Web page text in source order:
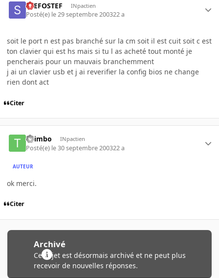
STEFOSTEF INpactien
Posté(e) le 29 septembre 200322 a
soit le port n est pas branché sur la cm soit il est cuit soit c est
ton clavier qui est hs mais si tu l as acheté tout monté je
pencherais pour un mauvais branchemment
j ai un clavier usb et j ai reverifier la config bios ne change
rien dont act
Citer
TiJimbo INpactien
Posté(e) le 30 septembre 200322 a
AUTEUR
ok merci.
Citer
Archivé
Ce sujet est désormais archivé et ne peut plus
recevoir de nouvelles réponses.